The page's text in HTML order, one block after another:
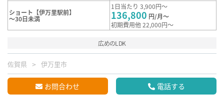
ショート【伊万里駅前】
～30日未満
1日当たり 3,900円～
136,800 円/月～
初期費用他 22,000円～
広めのLDK
佐賀県 伊万里市
お問合わせ 電話する